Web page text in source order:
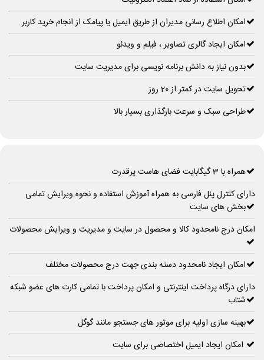
امکان اطلاع رسانی مدیران از طریق ایمیل یا پیامک از انجام خرید کاربر
امکان ایجاد گالری تصاویر ، فیلم و ویدئو
بدون نیاز به دانش برنامه نویسی برای مدیریت سایت
تحویل سایت در کمتر از 20 روز
طراحی سبک و سرعت بارگذاری بسیار بالا
همراه با 3 گیگابایت فضای هاست پرقدرت
دارای کنترل پنل فارسی به همراه آموزش استفاده و نحوه ویرایش تمامی
بخش های سایت
امکان درج نامحدود کالا و محصول در سایت و مدیریت و ویرایش محصولات
امکان ایجاد نامحدود دسته بندی جهت درج محصولات مختلف
دارای درگاه پرداخت اینترنتی و امکان پرداخت با تمامی کارت های عضو شبکه
شتاب
بهینه سازی اولیه برای موتور های جستجو مانند گوگل